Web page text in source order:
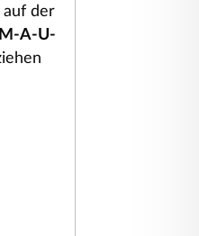
auf der
M-A-U-